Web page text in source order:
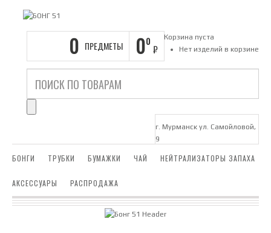
0 ПРЕДМЕТЫ 00
₽
Корзина пуста
Нет изделий в корзине
г. Мурманск ул. Самойловой,
9
БОНГИ ТРУБКИ БУМАЖКИ ЧАЙ НЕЙТРАЛИЗАТОРЫ ЗАПАХА
АКСЕССУАРЫ РАСПРОДАЖА